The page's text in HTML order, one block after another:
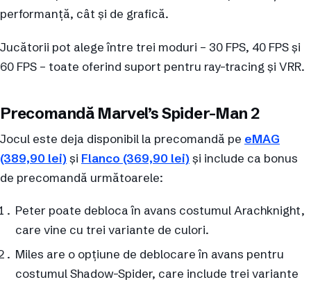
performanță, cât și de grafică.
Jucătorii pot alege între trei moduri – 30 FPS, 40 FPS și
60 FPS – toate oferind suport pentru ray-tracing și VRR.
Precomandă Marvel’s Spider-Man 2
Jocul este deja disponibil la precomandă pe eMAG
(389,90 lei)și Flanco (369,90 lei)și include ca bonus
de precomandă următoarele:
Peter poate debloca în avans costumul Arachknight,
care vine cu trei variante de culori.
Miles are o opțiune de deblocare în avans pentru
costumul Shadow-Spider, care include trei variante